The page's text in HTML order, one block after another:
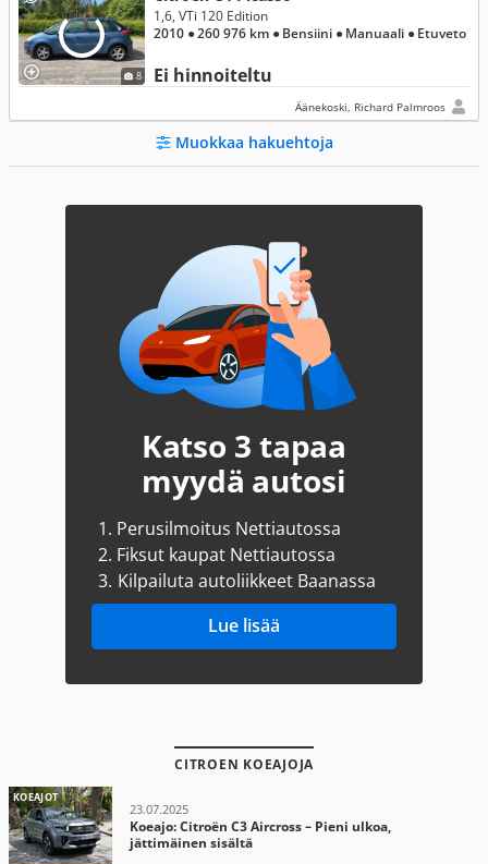
8 Ei hinnoiteltu
1,6, VTi 120 Edition
2010 ● 260 976 km ● Bensiini ● Manuaali ● Etuveto
Äänekoski, Richard Palmroos
Muokkaa hakuehtoja
Katso 3 tapaa
myydä autosi
1. Perusilmoitus Nettiautossa
2. Fiksut kaupat Nettiautossa
3. Kilpailuta autoliikkeet Baanassa
Lue lisää
CITROEN KOEAJOJA
KOEAJOT
23.07.2025
Koeajo: Citroën C3 Aircross – Pieni ulkoa,
jättimäinen sisältä